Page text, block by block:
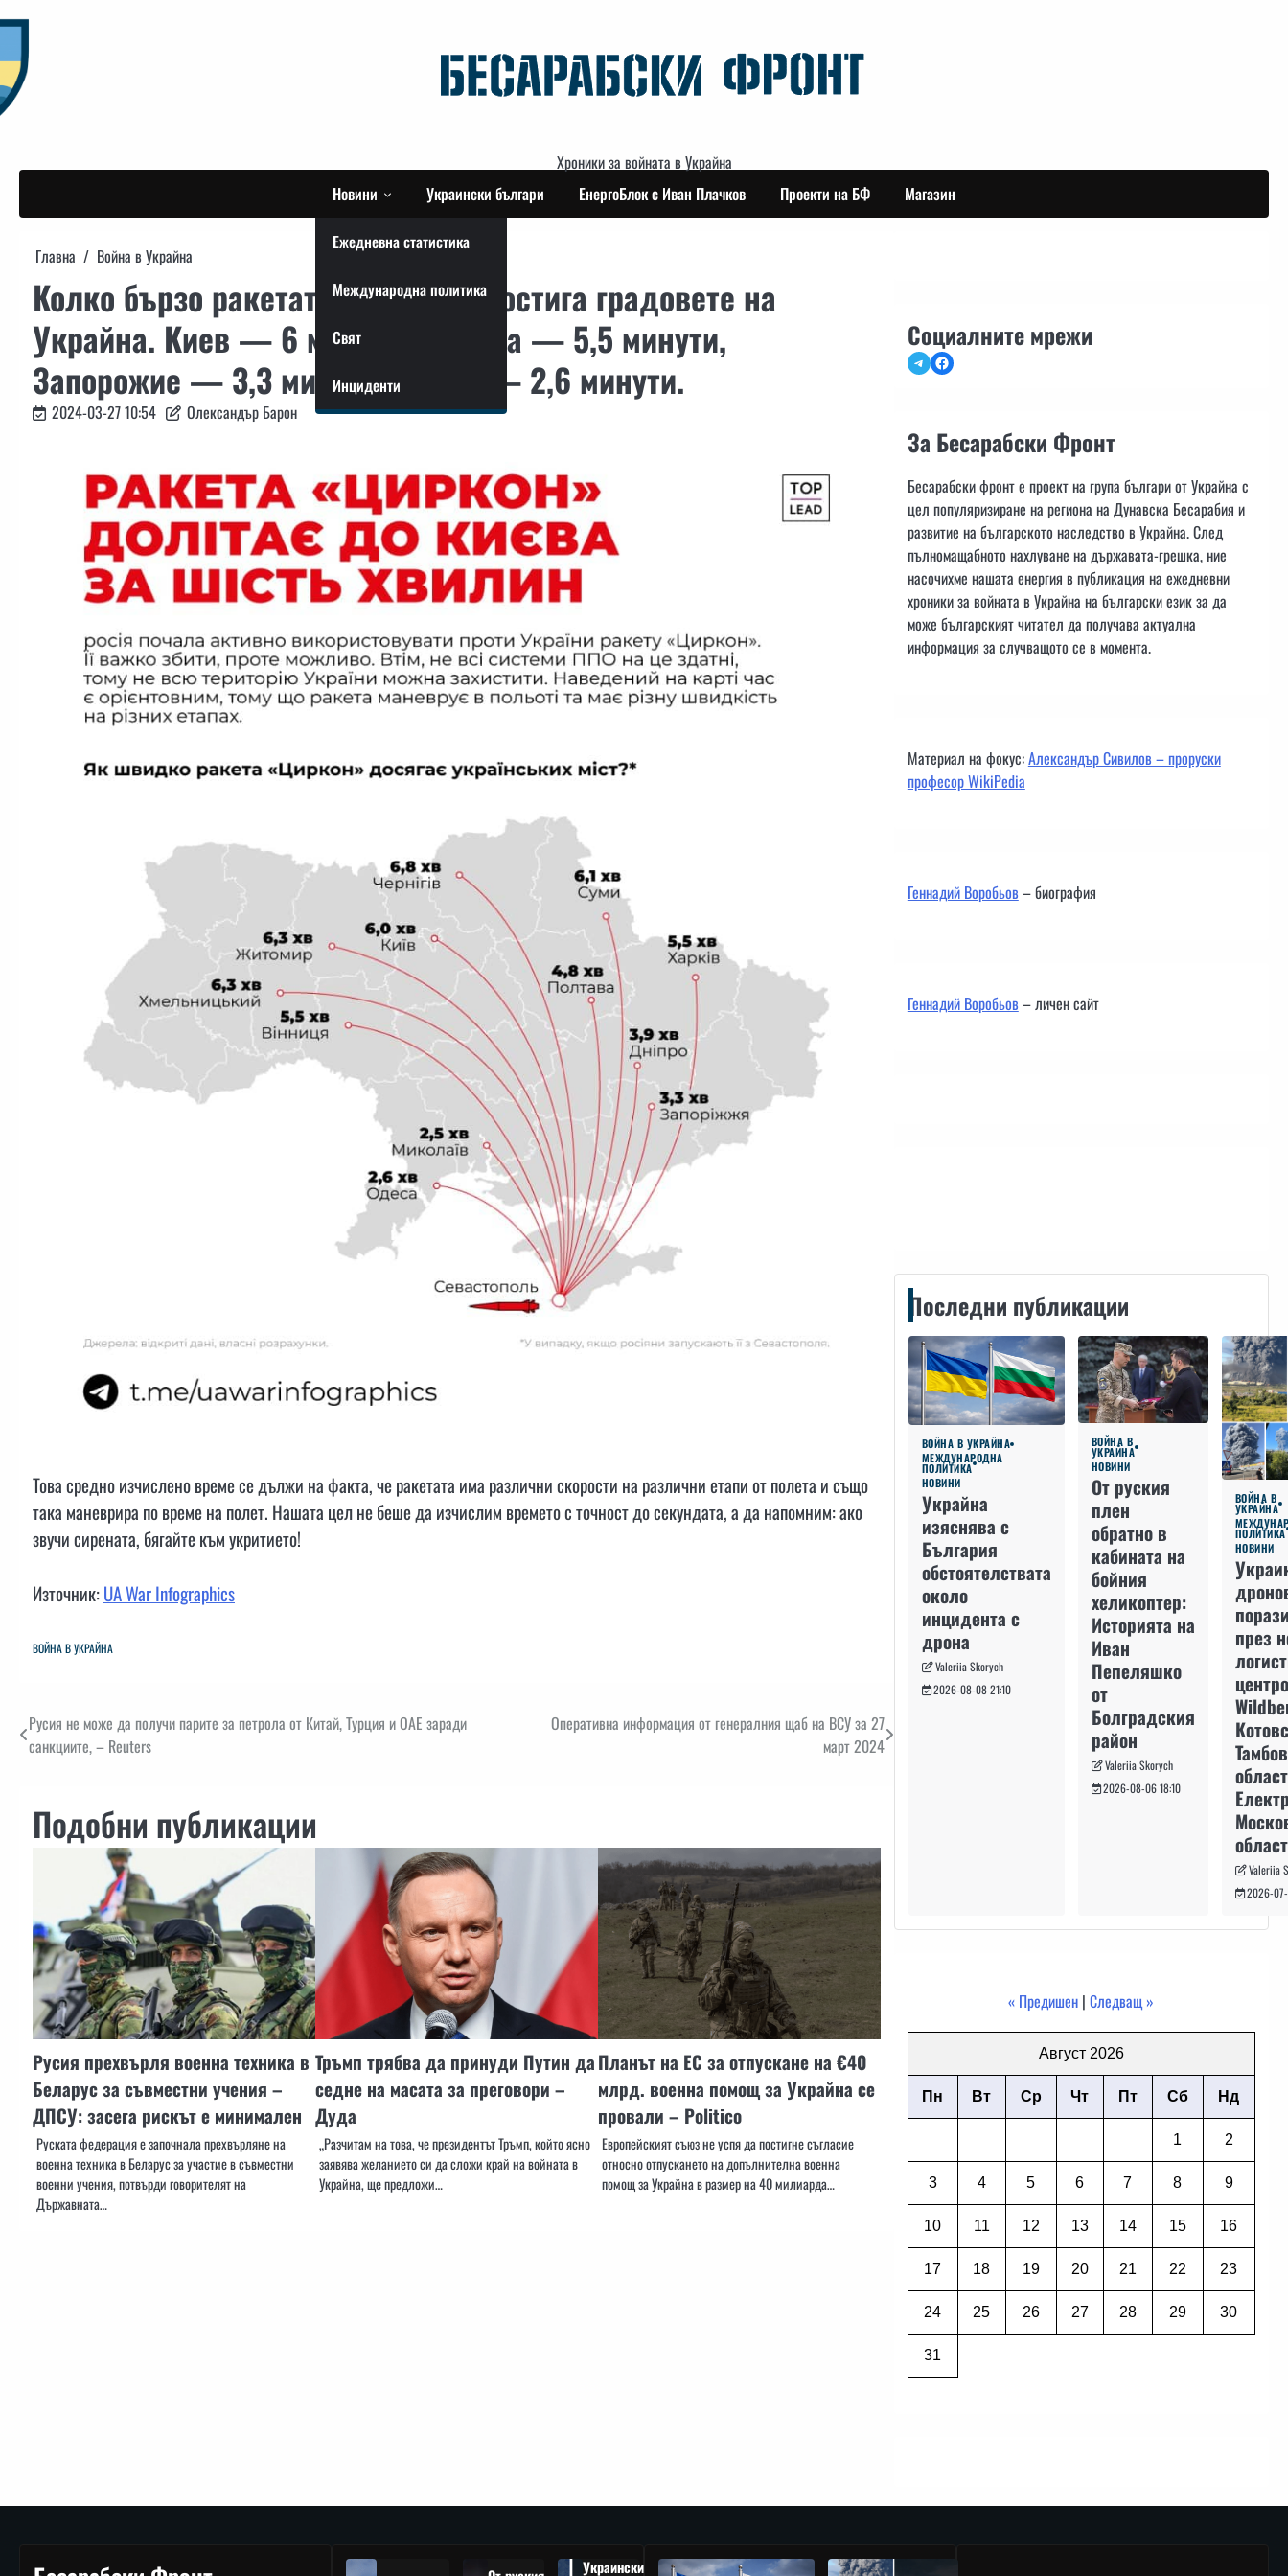
to
content
Хроники за войната в Украйна
Новини
Ежедневна статистика
Международна политика
Свят
Инциденти
Украински българи ЕнергоБлок с Иван Плачков Проекти на БФ Магазин
Главна Война в Украйна
Колко бързо ракетата “Циркон” достига градовете на
Украйна. Киев — 6 минути, Виница — 5,5 минути,
Запорожие — 3,3 минути, Одеса — 2,6 минути.
2024-03-27 10:54 Олександър Барон
Това средно изчислено време се дължи на факта, че ракетата има различни скорости на различни етапи от полета и също
така маневрира по време на полет. Нашата цел не беше да изчислим времето с точност до секундата, а да напомним: ако
звучи сирената, бягайте към укритието!
Източник:UA War Infographics
ВОЙНА В УКРАЙНА
Навигация
Русия не може да получи парите за петрола от Китай, Турция и ОАЕ заради
санкциите, – Reuters
Оперативна информация от генералния щаб на ВСУ за 27
март 2024
Подобни публикации
Русия прехвърля военна техника в
Беларус за съвместни учения –
ДПСУ: засега рискът е минимален
Руската федерация е започнала прехвърляне на
военна техника в Беларус за участие в съвместни
военни учения, потвърди говорителят на
Държавната…
Тръмп трябва да принуди Путин да
седне на масата за преговори –
Дуда
„Разчитам на това, че президентът Тръмп, който ясно
заявява желанието си да сложи край на войната в
Украйна, ще предложи…
Планът на ЕС за отпускане на €40
млрд. военна помощ за Украйна се
провали – Politico
Европейският съюз не успя да постигне съгласие
относно отпускането на допълнителна военна
помощ за Украйна в размер на 40 милиарда…
Социалните мрежи
TelegramFacebook
За Бесарабски Фронт
Бесарабски фронт е проект на група българи от Украйна с
цел популяризиране на региона на Дунавска Бесарабия и
развитие на българското наследство в Украйна. След
пълномащабното нахлуване на държавата-грешка, ние
насочихме нашата енергия в публикация на ежедневни
хроники за войната в Украйна на български език за да
може българският читател да получава актуална
информация за случващото се в момента.
Материал на фокус:Александър Сивилов – проруски
професор WikiPedia
Геннадий Воробьов– биография
Геннадий Воробьов– личен сайт
Последни публикации
ВОЙНА В УКРАЙНА
МЕЖДУНАРОДНА
ПОЛИТИКА
НОВИНИ
Украйна
изяснява с
България
обстоятелствата
около
инцидента с
дрона
Valeriia Skorych
2026-08-08 21:10
ВОЙНА В
УКРАЙНА
НОВИНИ
От руския
плен
обратно в
кабината на
бойния
хеликоптер:
Историята на
Иван
Пепеляшко
от
Болградския
район
Valeriia Skorych
2026-08-06 18:10
ВОЙНА В
УКРАЙНА
ПОЛИТИКА
НОВИНИ
през
област
Valeriia
2026-
« Предишен |Следващ »
Август 2026
Пн Вт Ср Чт Пт Сб Нд
1 2
3 4 5 6 7 8 9
10 11 12 13 14 15 16
17 18 19 20 21 22 23
24 25 26 27 28 29 30
31
Украински